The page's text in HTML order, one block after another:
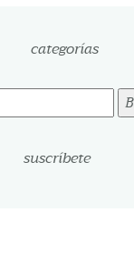
categorías
suscríbete